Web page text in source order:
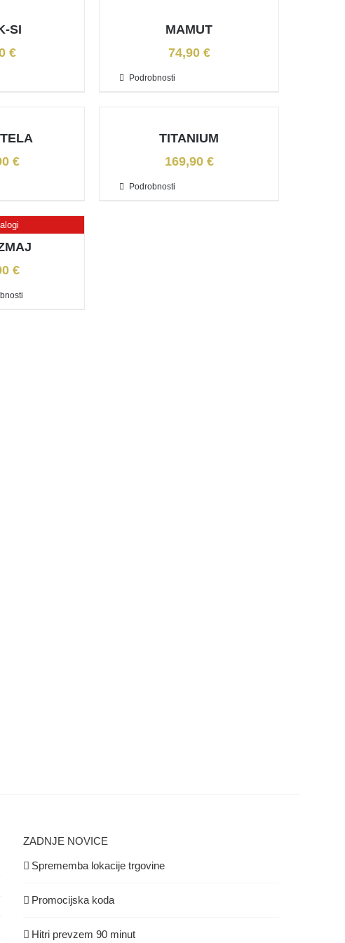
SI
€
MAMUT
74,90 €
Podrobnosti
€
TITANIUM
169,90 €
Podrobnosti
€
ZADNJE NOVICE
Sprememba lokacije trgovine
Promocijska koda
Hitri prevzem 90 minut